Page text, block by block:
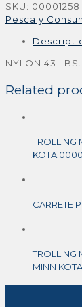
SKU: 00001258
Pesca y
NYLON 43
Related
TROLLING
KOTA
CARRETE
TROLLING
MINN